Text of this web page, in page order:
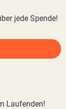
jede Spende!
Laufenden!